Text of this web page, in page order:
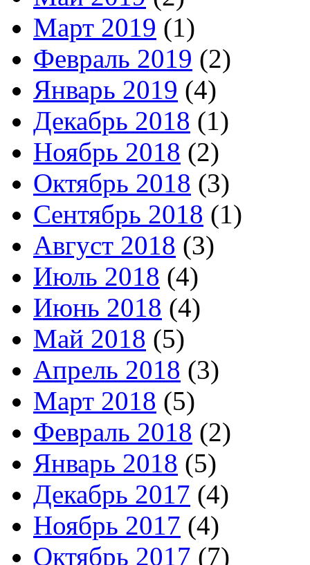
Март 2019 (1)
Февраль 2019 (2)
Январь 2019 (4)
Декабрь 2018 (1)
Ноябрь 2018 (2)
Октябрь 2018 (3)
Сентябрь 2018 (1)
Август 2018 (3)
Июль 2018 (4)
Июнь 2018 (4)
Май 2018 (5)
Апрель 2018 (3)
Март 2018 (5)
Февраль 2018 (2)
Январь 2018 (5)
Декабрь 2017 (4)
Ноябрь 2017 (4)
Октябрь 2017 (7)